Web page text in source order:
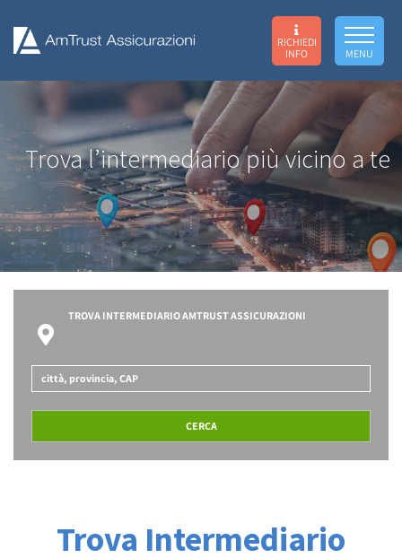
RICHIEDI
INFO
MENU
Trova l’intermediario più vicino a te
TROVA INTERMEDIARIO AMTRUST ASSICURAZIONI
Trova Intermediario